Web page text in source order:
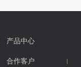
产品中心
合作客户